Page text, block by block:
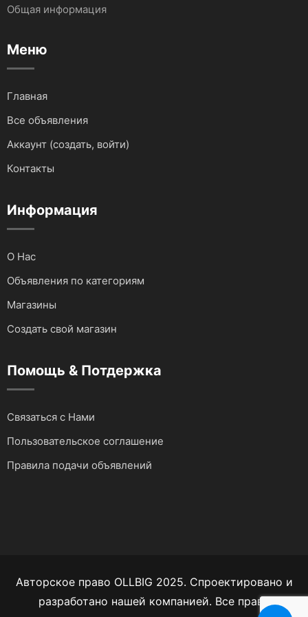
Погрузчики
Автобетоносмесители
Катки грунтовые и дорожные
Мототранспортные средства
Запчасти и Аксессуары
Для автомобилей
Грузоперевозки
Фото и видеосъемка
Ремонт и строительство
Доставка
Услуги IT сферы
Общая информация
Меню
Главная
Все объявления
Аккаунт (создать, войти)
Контакты
Информация
О Нас
Объявления по категориям
Магазины
Создать свой магазин
Помощь & Потдержка
Связаться с Нами
Пользовательское соглашение
Правила подачи объявлений
Авторское право OLLBIG 2025. Спроектировано и
разработано нашей компанией. Все права